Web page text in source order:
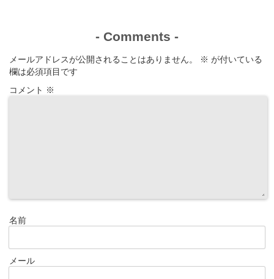
- Comments -
メールアドレスが公開されることはありません。 ※ が付いている
欄は必須項目です
コメント ※
名前
メール